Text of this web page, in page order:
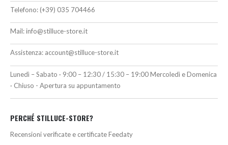
Telefono: (+39) 035 704466
Mail:info@stilluce-store.it
Assistenza: account@stilluce-store.it
Lunedì – Sabato · 9:00 – 12:30 / 15:30 – 19:00 Mercoledì e Domenica
· Chiuso - Apertura su appuntamento
PERCHÉ STILLUCE-STORE?
Recensioni verificate e certificate Feedaty